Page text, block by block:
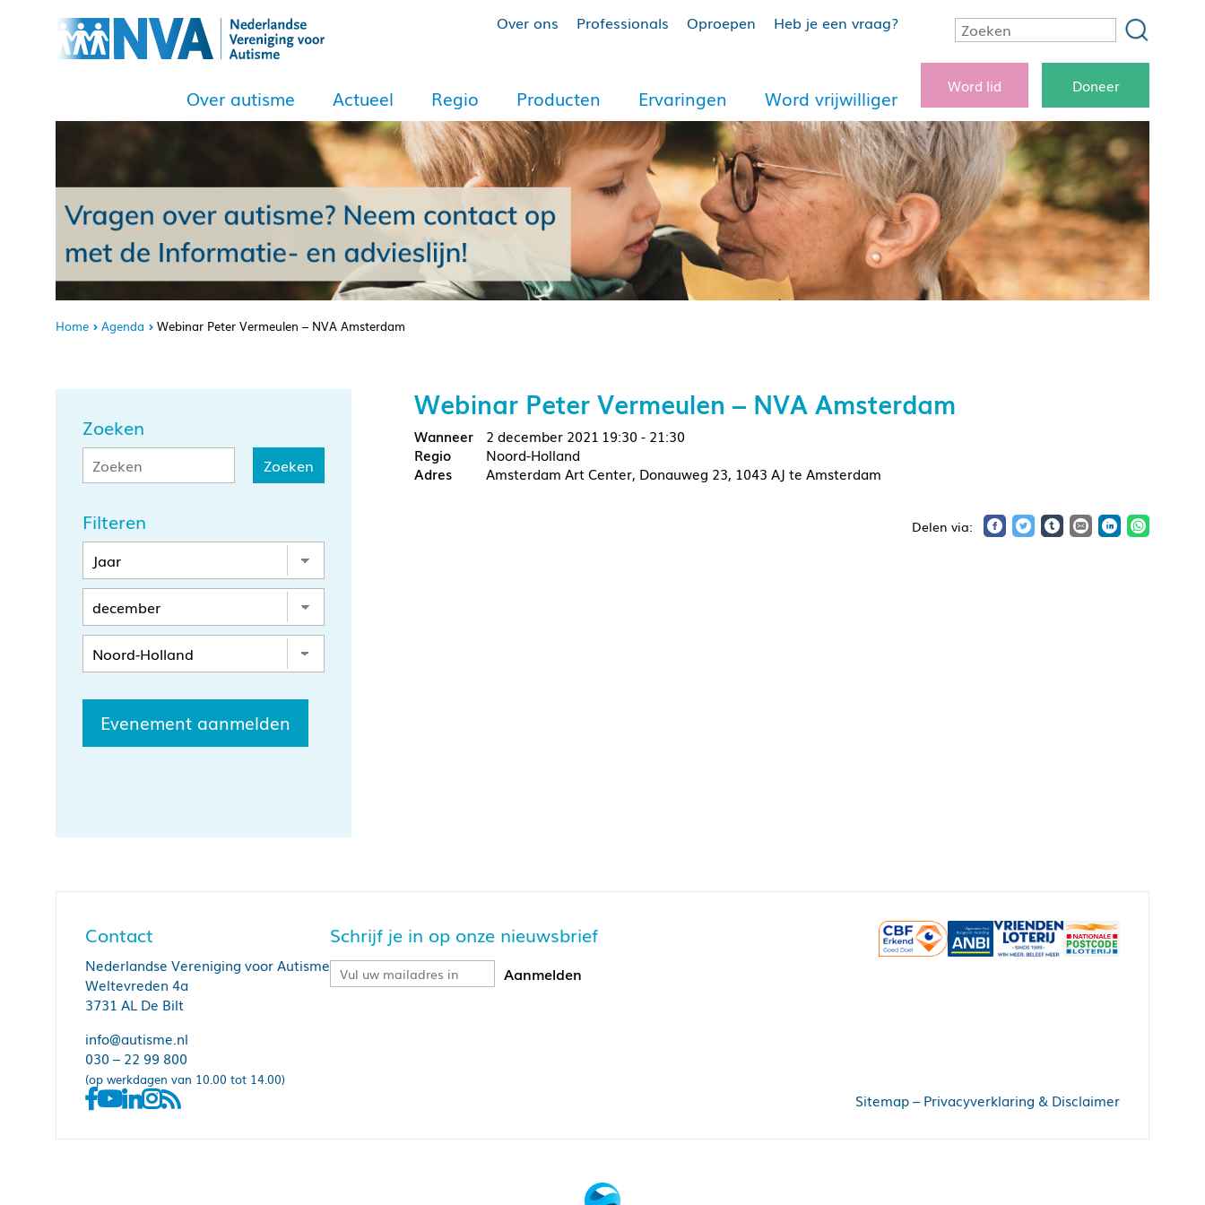
Over ons Professionals Oproepen Heb je een vraag?
Over autisme Actueel Regio Producten Ervaringen Word vrijwilliger
Word lid Doneer
Home Agenda Webinar Peter Vermeulen – NVA Amsterdam
Zoeken
Filteren
Evenement aanmelden
Webinar Peter Vermeulen – NVA Amsterdam
2 december 2021 19:30 - 21:30
Noord-Holland
Amsterdam Art Center, Donauweg 23, 1043 AJ te Amsterdam
Contact
Nederlandse Vereniging voor Autisme
Weltevreden 4a
3731 AL De Bilt
info@autisme.nl
030 – 22 99 800
(op werkdagen van 10.00 tot 14.00)
Schrijf je in op onze nieuwsbrief
Sitemap– Privacyverklaring & Disclaimer